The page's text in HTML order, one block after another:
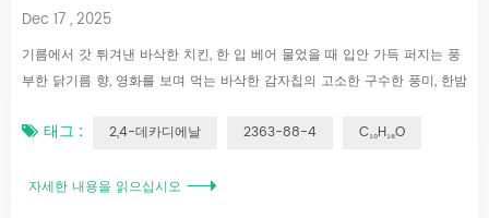
Dec 17 , 2025
기름에서 갓 튀겨낸 바삭한 치킨, 한 입 베어 물었을 때 입안 가득 퍼지는 풍
부한 닭기름 향, 영화를 보며 먹는 바삭한 감자칩의 고소한 구수한 풍미, 한밤
모든 맛있는 음식에는 "맛의 비밀"이 숨겨져 있습니다. 오늘은 그 비밀을 풀
탁에 진정한 고기 향과 구수한 풍미를 더하는지 함께 알아보겠습니다. Part
태그 : 2,4-데카디에날 2363-88-4 C₁₀H₁₆O
자세한 내용을 읽으십시오